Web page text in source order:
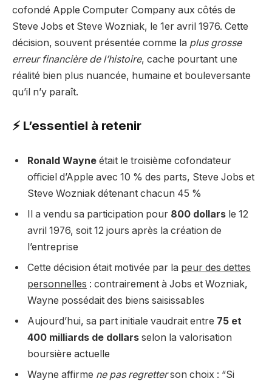
cofondé Apple Computer Company aux côtés de
Steve Jobs et Steve Wozniak, le 1er avril 1976. Cette
décision, souvent présentée comme la plus grosse
erreur financière de l’histoire, cache pourtant une
réalité bien plus nuancée, humaine et bouleversante
qu’il n’y paraît.
⚡ L’essentiel à retenir
Ronald Wayne était le troisième cofondateur
officiel d’Apple avec 10 % des parts, Steve Jobs et
Steve Wozniak détenant chacun 45 %
Il a vendu sa participation pour 800 dollars le 12
avril 1976, soit 12 jours après la création de
l’entreprise
Cette décision était motivée par la peur des dettes
personnelles : contrairement à Jobs et Wozniak,
Wayne possédait des biens saisissables
Aujourd’hui, sa part initiale vaudrait entre 75 et
400 milliards de dollars selon la valorisation
boursière actuelle
Wayne affirme ne pas regretterson choix : “Si